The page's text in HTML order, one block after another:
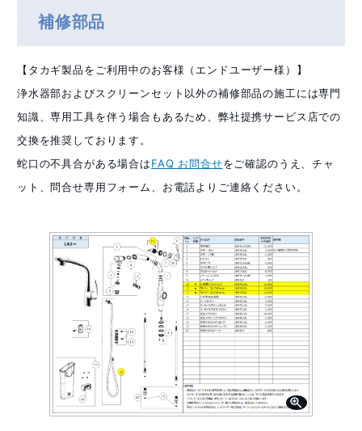
補修部品
【タカギ製品をご利用中のお客様（エンドユーザー様）】
浄水器部およびスクリーンセット以外の補修部品の施工には専門
知識、専用工具を伴う場合もあるため、弊社提携サービス店での
交換を推奨しております。
蛇口の不具合がある場合はFAQ お問合せをご確認のうえ、チャ
ット、問合せ専用フォーム、お電話よりご連絡ください。